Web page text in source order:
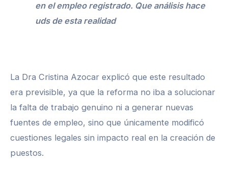
en el empleo registrado. Que análisis hace
uds de esta realidad
La Dra Cristina Azocar explicó que este resultado
era previsible, ya que la reforma no iba a solucionar
la falta de trabajo genuino ni a generar nuevas
fuentes de empleo, sino que únicamente modificó
cuestiones legales sin impacto real en la creación de
puestos.